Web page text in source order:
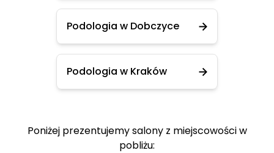
Podologia w Dobczyce
Podologia w Kraków
Poniżej prezentujemy salony z miejscowości w
pobliżu: